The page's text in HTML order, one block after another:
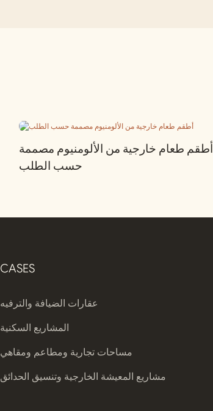
أطقم طعام خارجية من الألومنيوم مصممة
حسب الطلب
CASES
عقارات الضيافة والترفيه
المشاريع السكنية
مساحات تجارية ومطاعم ومقاهي
مشاريع المعيشة الخارجية وتنسيق الحدائق